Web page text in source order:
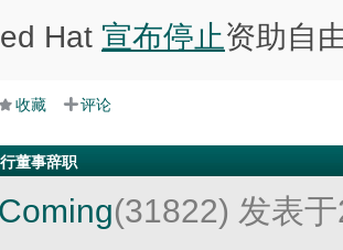
Hat 宣布停止资助自
收藏 评论
董事辞职
(31822) 发表